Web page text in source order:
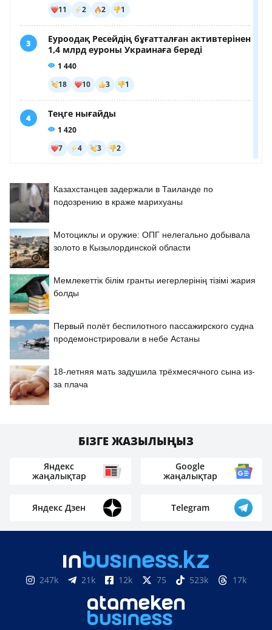
Казахстанцев задержали в Таиланде по
подозрению в краже марихуаны
Мотоциклы и оружие: ОПГ нелегально добывала
золото в Кызылординской области
Мемлекеттік білім гранты иегерлерінің тізімі жария
болды
Первый полёт беспилотного пассажирского судна
продемонстрировали в небе Астаны
18-летняя мать задушила трёхмесячного сына из-
за плача
БІЗГЕ ЖАЗЫЛЫҢЫЗ
Яндекс
жаңалықтар
Google
жаңалықтар
Яндекс Дзен Telegram
247k 21k 12k 75 523k 17k